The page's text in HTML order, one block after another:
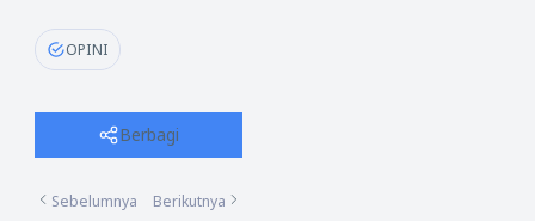
OPINI
Berbagi
Sebelumnya Berikutnya